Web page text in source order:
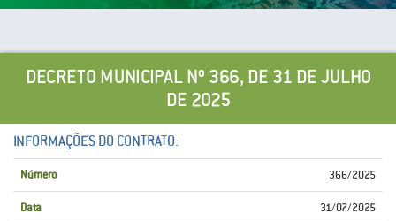
DECRETO MUNICIPAL Nº 366, DE 31 DE JULHO
DE 2025
INFORMAÇÕES DO CONTRATO:
Número 366/2025
Data 31/07/2025